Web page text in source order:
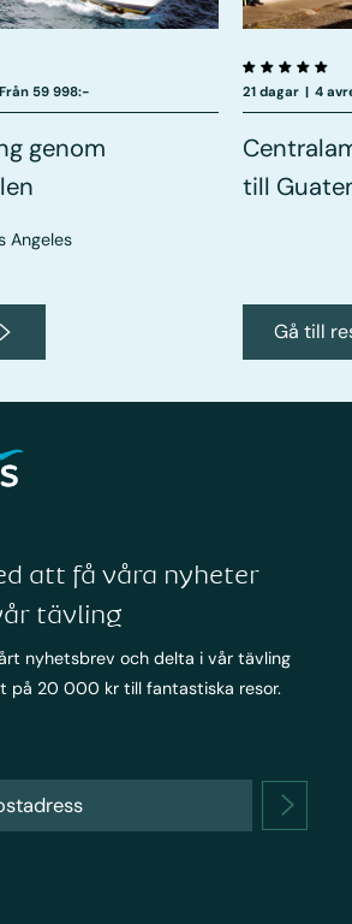
Från 59 998:-
genom
Angeles
21 dagar | 4
till
Gå till
att få våra nyheter
tävling
nyhetsbrev och delta i vår tävling
på 20 000 kr till fantastiska resor.